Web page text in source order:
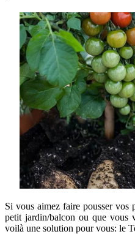
Si vous aimez faire pousser vos
petit jardin/balcon ou que vous
voilà une solution pour vous: le